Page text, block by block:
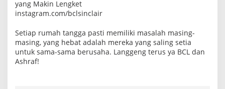
instagram.com/bclsinclair
Setiap rumah tangga pasti memiliki masalah masing-
masing, yang hebat adalah mereka yang saling setia
untuk sama-sama berusaha. Langgeng terus ya BCL dan
Ashraf!